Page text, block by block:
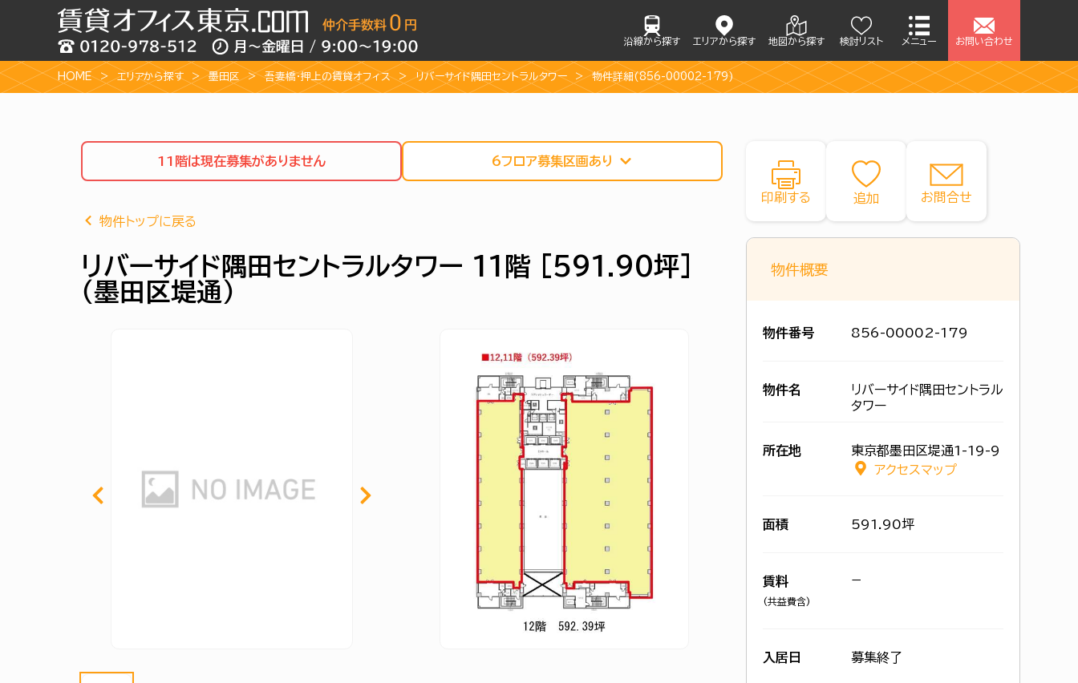
沿線から探す エリアから探す 地図から探す 検討リスト メニュー お問い合わせ
HOME エリアから探す 墨田区 吾妻橋・押上の賃貸オフィス リバーサイド隅田セントラルタワー 物件詳細(856-00002-179)
11階は現在募集がありません 6フロア募集区画あり
物件トップに戻る
リバーサイド隅田セントラルタワー 11階 [591.90坪]
（墨田区堤通）
印刷する お問合せ
物件概要
物件番号 856-00002-179
物件名
リバーサイド隅田セントラル
タワー
所在地
東京都墨田区堤通1-19-9
アクセスマップ
面積 591.90坪
賃料
(共益費含)
−
入居日 募集終了